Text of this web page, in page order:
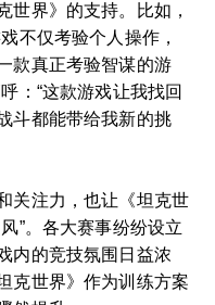
世界》的支持。比如，
不仅考验个人操作，
款真正考验智谋的游
：“这款游戏让我找回
斗都能带给我新的挑
关注力，也让《坦克世
”。各大赛事纷纷设立
内的竞技氛围日益浓
克世界》作为训练方案